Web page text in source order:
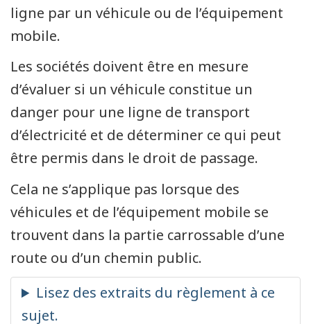
ligne par un véhicule ou de l’équipement
mobile.
Les sociétés doivent être en mesure
d’évaluer si un véhicule constitue un
danger pour une ligne de transport
d’électricité et de déterminer ce qui peut
être permis dans le droit de passage.
Cela ne s’applique pas lorsque des
véhicules et de l’équipement mobile se
trouvent dans la partie carrossable d’une
route ou d’un chemin public.